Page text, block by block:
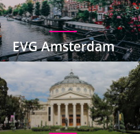
EVG Amsterdam